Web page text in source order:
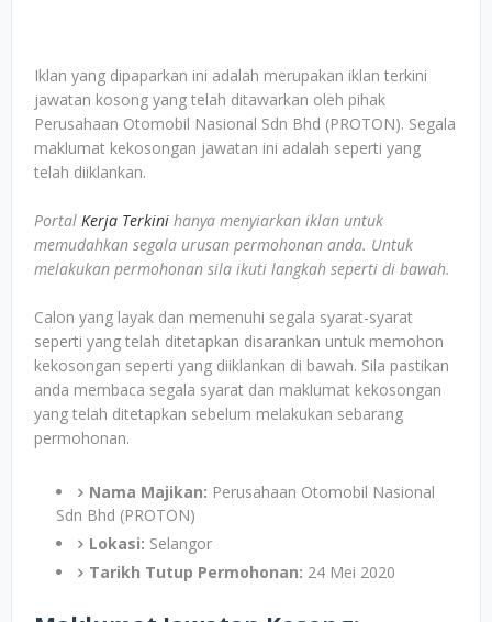
Iklan yang dipaparkan ini adalah merupakan iklan terkini
jawatan kosong yang telah ditawarkan oleh pihak
Perusahaan Otomobil Nasional Sdn Bhd (PROTON). Segala
maklumat kekosongan jawatan ini adalah seperti yang
telah diiklankan.
Portal Kerja Terkini hanya menyiarkan iklan untuk
memudahkan segala urusan permohonan anda. Untuk
melakukan permohonan sila ikuti langkah seperti di bawah.
Calon yang layak dan memenuhi segala syarat-syarat
seperti yang telah ditetapkan disarankan untuk memohon
kekosongan seperti yang diiklankan di bawah. Sila pastikan
anda membaca segala syarat dan maklumat kekosongan
yang telah ditetapkan sebelum melakukan sebarang
permohonan.
Nama Majikan: Perusahaan Otomobil Nasional
Sdn Bhd (PROTON)
Lokasi: Selangor
Tarikh Tutup Permohonan: 24 Mei 2020